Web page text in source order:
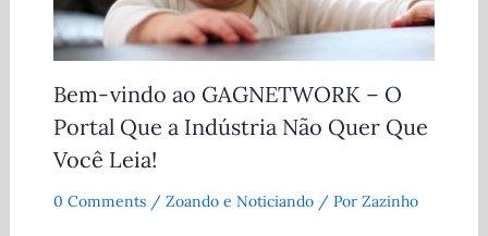
Bem-vindo ao GAGNETWORK – O
Portal Que a Indústria Não Quer Que
Você Leia!
0 Comments / Zoando e Noticiando/ Por Zazinho